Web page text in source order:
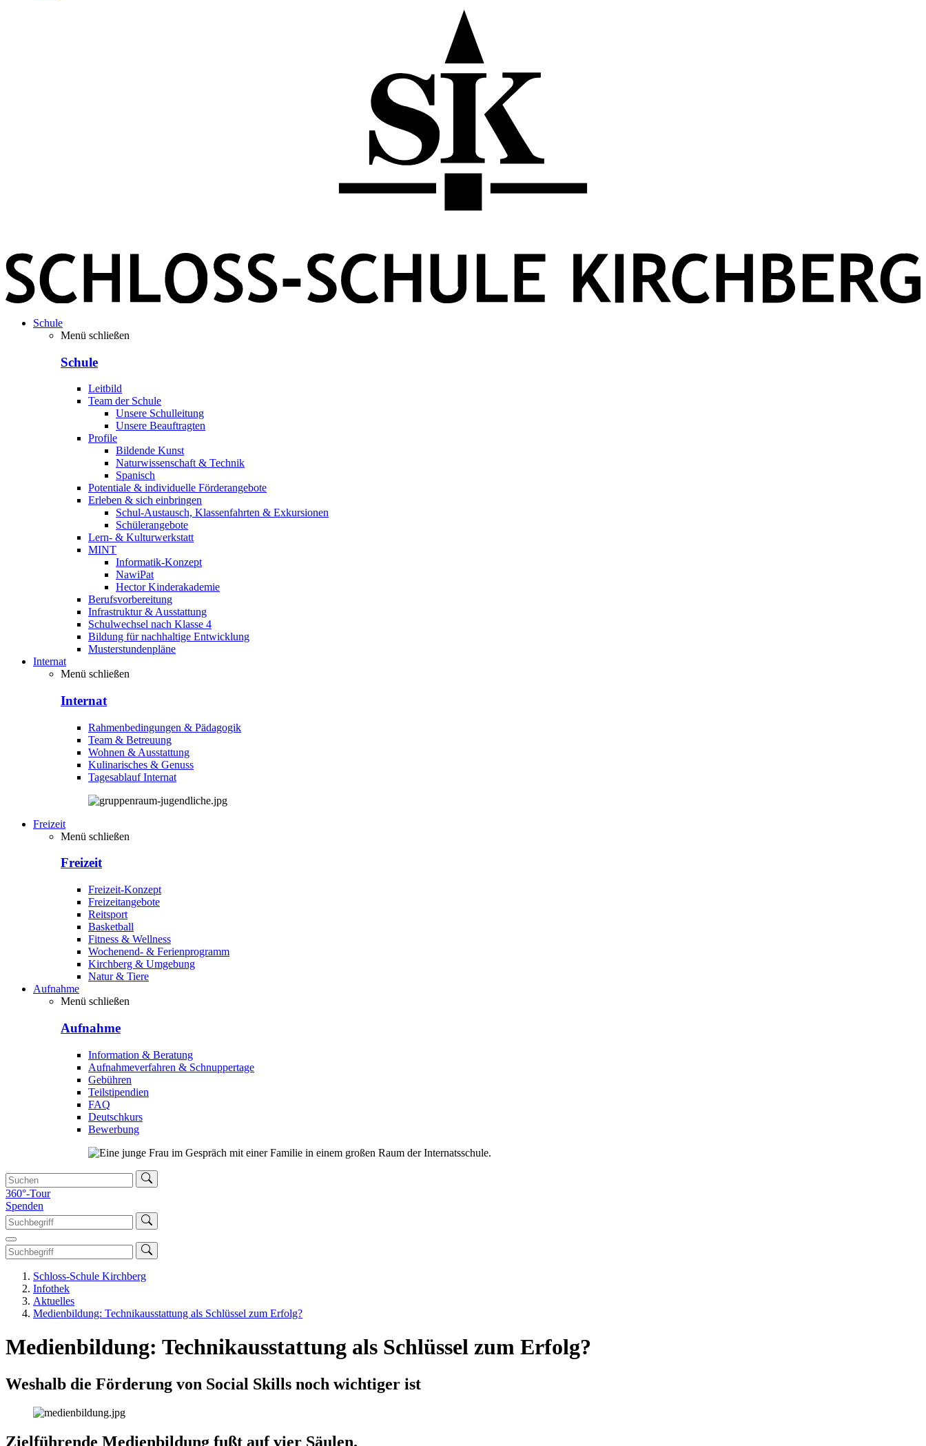
Schule
Menü schließen
Schule
Leitbild
Team der Schule
Unsere Schulleitung
Unsere Beauftragten
Profile
Bildende Kunst
Naturwissenschaft & Technik
Spanisch
Potentiale & individuelle Förderangebote
Erleben & sich einbringen
Schul-Austausch, Klassenfahrten & Exkursionen
Schülerangebote
Lern- & Kulturwerkstatt
MINT
Informatik-Konzept
NawiPat
Hector Kinderakademie
Berufsvorbereitung
Infrastruktur & Ausstattung
Schulwechsel nach Klasse 4
Bildung für nachhaltige Entwicklung
Musterstundenpläne
Internat
Menü schließen
Internat
Rahmenbedingungen & Pädagogik
Team & Betreuung
Wohnen & Ausstattung
Kulinarisches & Genuss
Tagesablauf Internat
Freizeit
Menü schließen
Freizeit
Freizeit-Konzept
Freizeitangebote
Reitsport
Basketball
Fitness & Wellness
Wochenend- & Ferienprogramm
Kirchberg & Umgebung
Natur & Tiere
Aufnahme
Menü schließen
Aufnahme
Information & Beratung
Aufnahmeverfahren & Schnuppertage
Gebühren
Teilstipendien
FAQ
Deutschkurs
Bewerbung
360°-Tour
Spenden
Schloss-Schule Kirchberg
Infothek
Aktuelles
Medienbildung: Technikausstattung als Schlüssel zum Erfolg?
Medienbildung: Technikausstattung als Schlüssel zum Erfolg?
Weshalb die Förderung von Social Skills noch wichtiger ist
Zielführende Medienbildung fußt auf vier Säulen.